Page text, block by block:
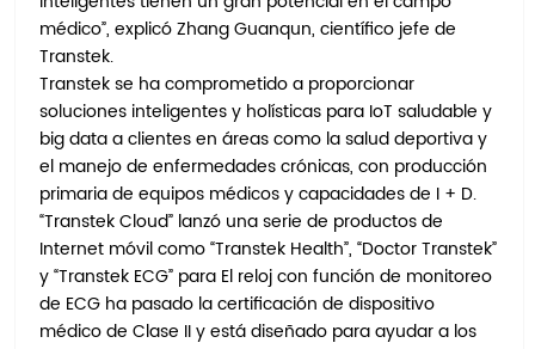
médico”, explicó Zhang Guanqun, científico jefe de
Transtek.
Transtek se ha comprometido a proporcionar
soluciones inteligentes y holísticas para IoT saludable y
big data a clientes en áreas como la salud deportiva y
el manejo de enfermedades crónicas, con producción
primaria de equipos médicos y capacidades de I + D.
“Transtek Cloud” lanzó una serie de productos de
Internet móvil como “Transtek Health”, “Doctor Transtek”
y “Transtek ECG” para El reloj con función de monitoreo
de ECG ha pasado la certificación de dispositivo
médico de Clase II y está diseñado para ayudar a los